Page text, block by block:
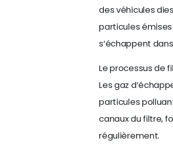
des véhicules
particules
s’échappent
Le processus de
Les gaz
particules
canaux du filtre,
régulièrement.